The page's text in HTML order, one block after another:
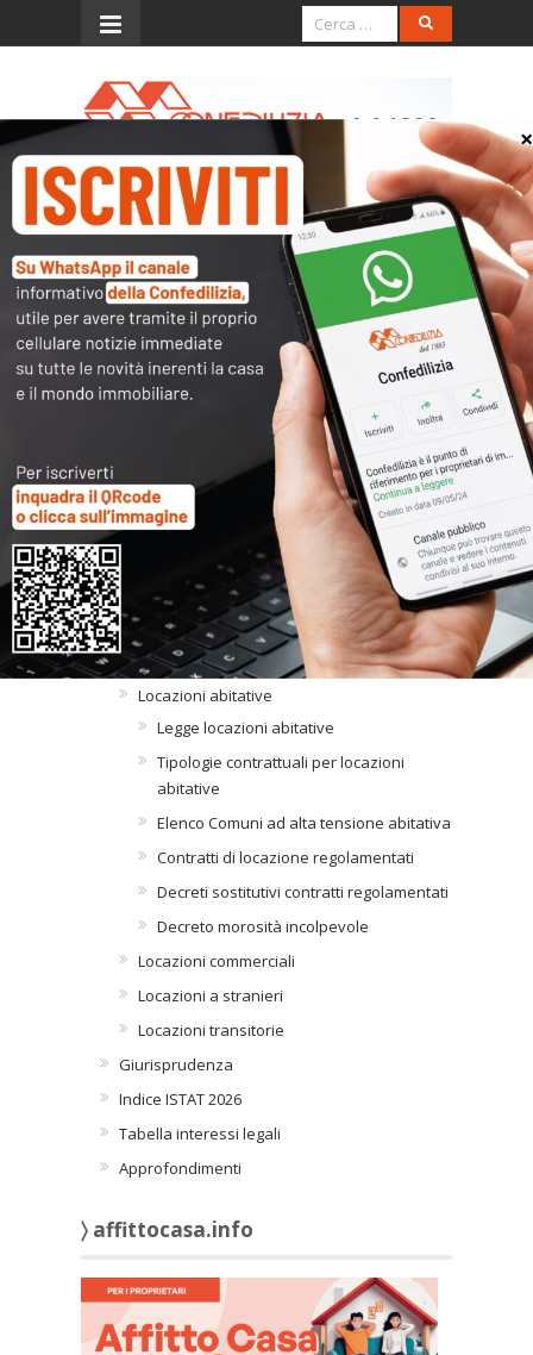
Menu
Contratti di locazione
AGGIORNAMENTI SU
TIPOLOGIE E REGOLE DEI
CONTRATTI DI AFFITTO
Show More
〉 Locazioni
LOCAZIONI
Contratti di locazione
Locazioni abitative
Legge locazioni abitative
Tipologie contrattuali per locazioni
abitative
Elenco Comuni ad alta tensione abitativa
Contratti di locazione regolamentati
Decreti sostitutivi contratti regolamentati
Decreto morosità incolpevole
Locazioni commerciali
Locazioni a stranieri
Locazioni transitorie
Giurisprudenza
Indice ISTAT 2026
Tabella interessi legali
Approfondimenti
〉 affittocasa.info